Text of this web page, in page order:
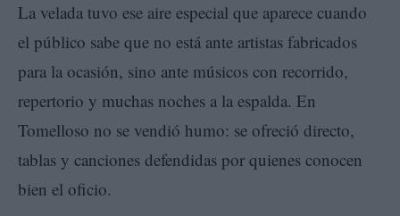
La velada tuvo ese aire especial que aparece cuando
el público sabe que no está ante artistas fabricados
para la ocasión, sino ante músicos con recorrido,
repertorio y muchas noches a la espalda. En
Tomelloso no se vendió humo: se ofreció directo,
tablas y canciones defendidas por quienes conocen
bien el oficio.